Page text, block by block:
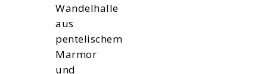
Wandelhalle
aus
pentelischem
Marmor
und